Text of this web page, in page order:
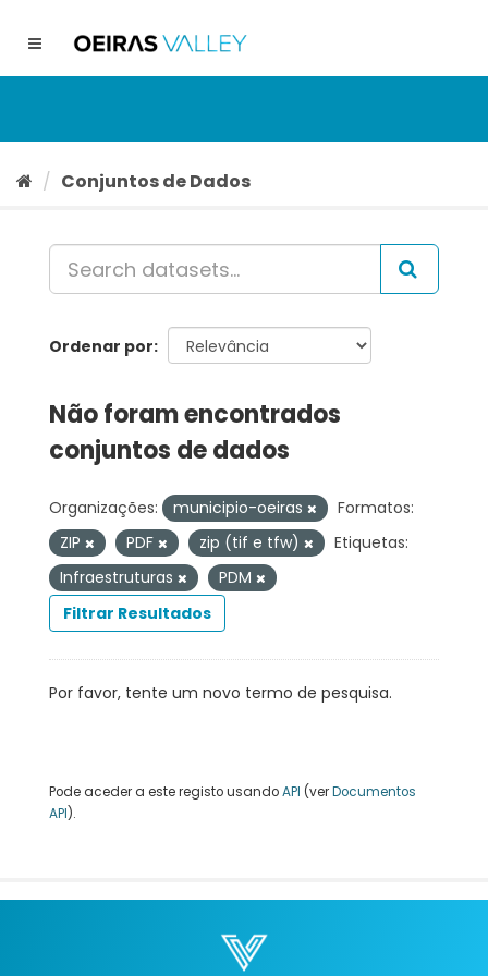
conteúdo
Toggle
Conjuntos de Dados
Ordenar por
Não foram encontrados
conjuntos de dados
Organizações: municipio-oeiras
Formatos:
ZIP
PDF zip (tif e tfw)
Etiquetas:
Infraestruturas
PDM
Filtrar Resultados
Por favor, tente um novo termo de pesquisa.
Pode aceder a este registo usandoAPI (verDocumentos
API).